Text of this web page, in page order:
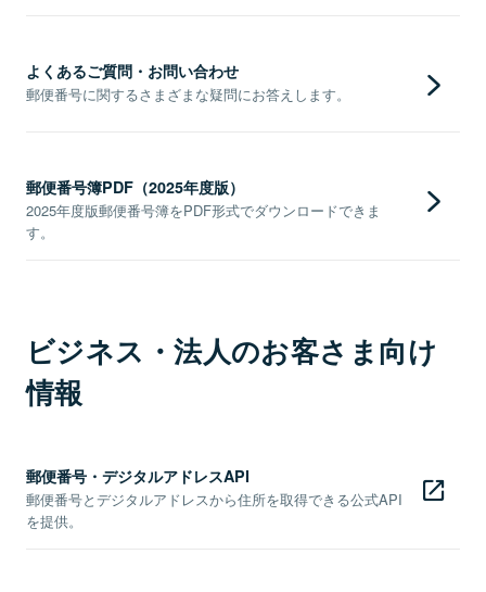
よくあるご質問・お問い合わせ
郵便番号に関するさまざまな疑問にお答えします。
郵便番号簿PDF（2025年度版）
2025年度版郵便番号簿をPDF形式でダウンロードできま
す。
ビジネス・法人のお客さま向け
情報
郵便番号・デジタルアドレスAPI
郵便番号とデジタルアドレスから住所を取得できる公式API
を提供。